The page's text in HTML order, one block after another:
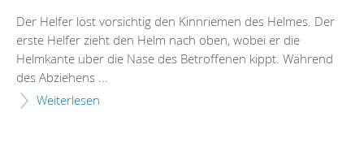
Der Helfer löst vorsichtig den Kinnriemen des Helmes. Der
erste Helfer zieht den Helm nach oben, wobei er die
Helmkante über die Nase des Betroffenen kippt. Während
des Abziehens ...
Weiterlesen